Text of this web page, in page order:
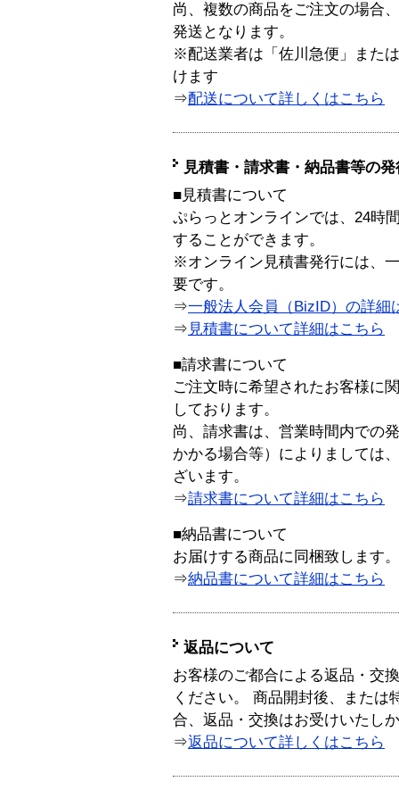
尚、複数の商品をご注文の場合
発送となります。
※配送業者は「佐川急便」また
けます
⇒配送について詳しくはこちら
見積書・請求書・納品書等の
■見積書について
ぷらっとオンラインでは、24時
することができます。
※オンライン見積書発行には、
要です。
⇒一般法人会員（BizID）の詳細
⇒ 見積書について詳細はこちら
■請求書について
ご注文時に希望されたお客様に
しております。
尚、請求書は、営業時間内での
かかる場合等）によりましては
ざいます。
⇒請求書について詳細はこちら
■納品書について
お届けする商品に同梱致します。
⇒納品書について詳細はこちら
返品について
お客様のご都合による返品・交
ください。 商品開封後、または
合、返品・交換はお受けいたし
⇒返品について詳しくはこちら